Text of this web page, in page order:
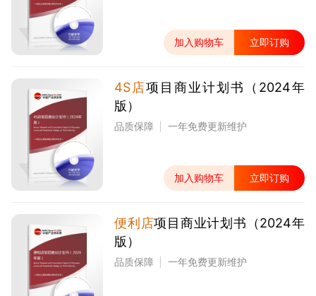
加入购物车 立即订购
4S店项目商业计划书（2024年
版）
品质保障 一年免费更新维护
加入购物车 立即订购
便利店项目商业计划书（2024年
版）
品质保障 一年免费更新维护